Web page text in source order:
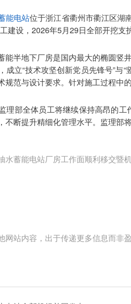
能电站位于浙江省衢州市衢江区湖
建设，2026年5月29日全部开挖支
能半地下厂房是国内最大的椭圆竖
成立“技术攻坚创新党员先锋号”
规范与设计要求。针对施工过程中
理部全体员工将继续保持高昂的
不断提升精细化管理水平。监理部
水蓄能电站厂房工作面顺利移交暨
网站内容，出于传递更多信息而非